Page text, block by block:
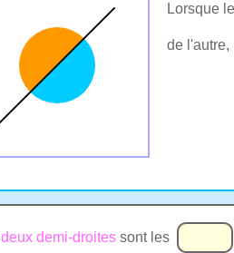
Lorsque
de
deux demi-droites sont les